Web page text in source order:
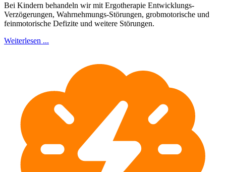
Bei Kindern behandeln wir mit Ergotherapie Entwicklungs-
Verzögerungen, Wahrnehmungs-Störungen, grobmotorische und
feinmotorische Defizite und weitere Störungen.
Weiterlesen ...